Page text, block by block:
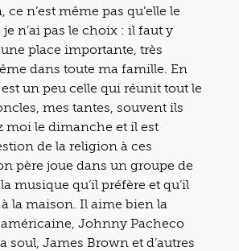
ce n’est même pas qu’elle le
je n’ai pas le choix : il faut y
place importante, très
dans toute ma famille. En
un peu celle qui réunit tout le
mes tantes, souvent ils
moi le dimanche et il est
de la religion à ces
père joue dans un groupe de
musique qu’il préfère et qu’il
la maison. Il aime bien la
Johnny Pacheco
soul, James Brown et d’autres